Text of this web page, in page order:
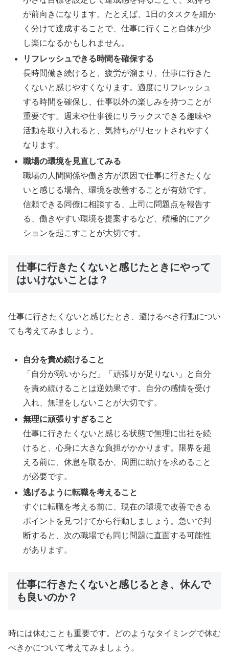
が前向きになります。たとえば、1日のタスクを細か
く分けて達成することで、仕事に行くこと自体が少
し楽になるかもしれません。
リフレッシュできる時間を確保する
長時間働き続けると、疲労が溜まり、仕事に行きた
くないと感じやすくなります。適度にリフレッシュ
する時間を確保し、仕事以外の楽しみを持つことが
重要です。週末や仕事後にリラックスできる趣味や
活動を取り入れると、気持ちがリセットされやすく
なります。
職場の環境を見直してみる
職場の人間関係や働き方が原因で仕事に行きたくな
いと感じる場合、環境を改善することが有効です。
信頼できる同僚に相談する、上司に問題点を報告す
る、働きやすい環境を提案するなど、積極的にアク
ションを起こすことが大切です。
仕事に行きたくないと感じたときにやって
はいけないことは？
仕事に行きたくないと感じたとき、避けるべき行動につい
ても考えてみましょう。
自分を責め続けること
「自分が弱いからだ」「頑張りが足りない」と自分
を責め続けることは逆効果です。自分の感情を受け
入れ、無理をしないことが大切です。
無理に頑張りすぎること
仕事に行きたくないと感じる状態で無理に出社を続
けると、心身に大きな負担がかかります。限界を超
える前に、休息を取るか、周囲に助けを求めること
が必要です。
逃げるように転職を考えること
すぐに転職を考える前に、現在の環境で改善できる
ポイントを見つけてから行動しましょう。急いで判
断すると、次の職場でも同じ問題に直面する可能性
があります。
仕事に行きたくないと感じるとき、休んで
も良いのか？
時には休むことも重要です。どのようなタイミングで休む
べきかについて考えてみましょう。